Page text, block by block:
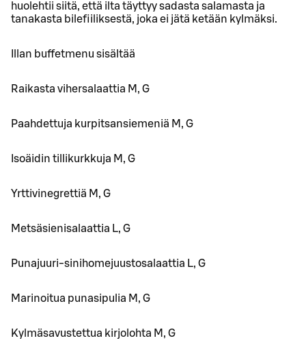
huolehtii siitä, että ilta täyttyy sadasta salamasta ja
tanakasta bilefiiliksestä, joka ei jätä ketään kylmäksi.
Illan buffetmenu sisältää
Raikasta vihersalaattia M, G
Paahdettuja kurpitsansiemeniä M, G
Isoäidin tillikurkkuja M, G
Yrttivinegrettiä M, G
Metsäsienisalaattia L, G
Punajuuri-sinihomejuustosalaattia L, G
Marinoitua punasipulia M, G
Kylmäsavustettua kirjolohta M, G